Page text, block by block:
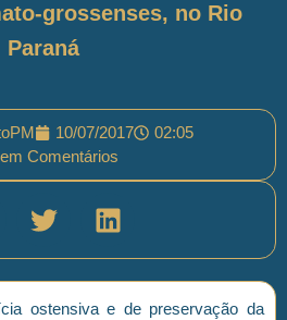
grossenses, no Rio
Paraná
10/07/2017
02:05
Comentários
ostensiva e de preservação da